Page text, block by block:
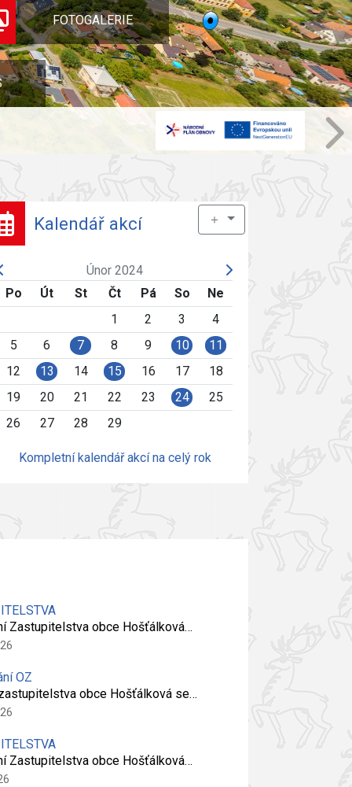
FOTOGALERIE
Kalendář akcí ＋
Únor 2024
Po
Út St Čt Pá So
Ne
1
2 3
4
5
6 7 8 9 10
11
12
13 14 15 16 17
18
19
20 21 22 23 24
25
26
27 28 29
Kompletní kalendář akcí na celý rok
Zastupitelstva obce Hošťálková…
OZ
obce Hošťálková se…
Zastupitelstva obce Hošťálková…